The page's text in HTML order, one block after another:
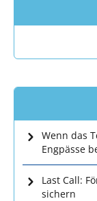
Wenn das
Engpässe
Last Call:
sichern